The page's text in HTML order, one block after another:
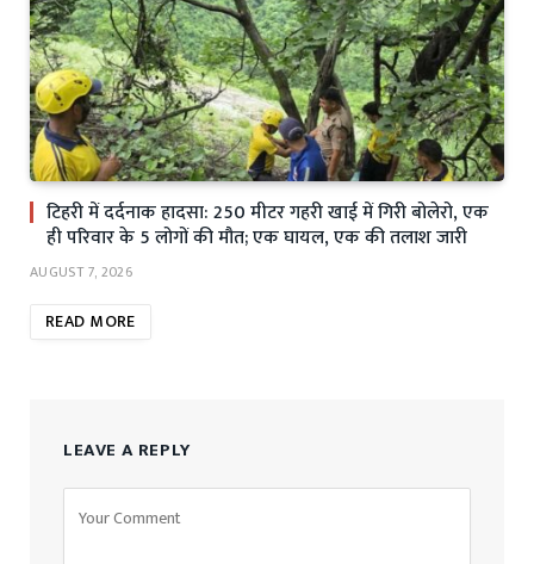
टिहरी में दर्दनाक हादसा: 250 मीटर गहरी खाई में गिरी बोलेरो, एक
ही परिवार के 5 लोगों की मौत; एक घायल, एक की तलाश जारी
AUGUST 7, 2026
READ MORE
LEAVE A REPLY